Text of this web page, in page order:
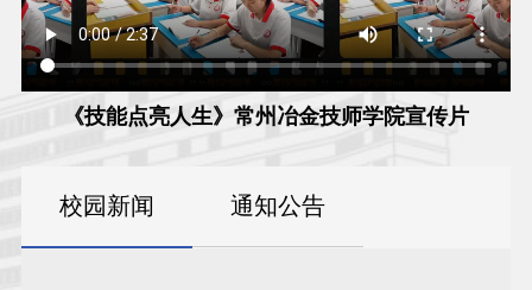
《技能点亮人生》常州冶金技师学院宣传片
校园新闻 通知公告